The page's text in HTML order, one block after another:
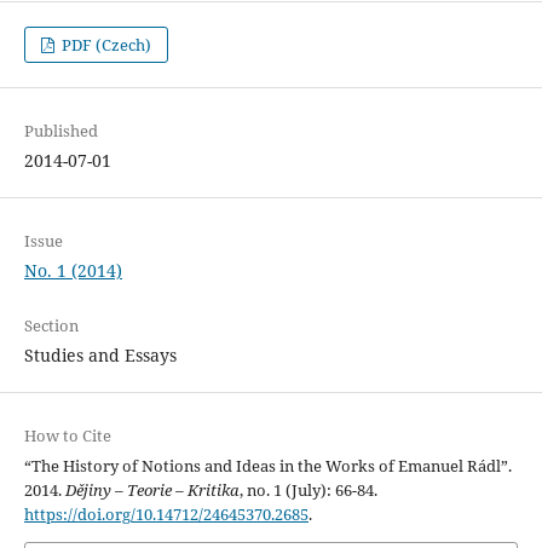
PDF (Czech)
Published
2014-07-01
Issue
No. 1 (2014)
Section
Studies and Essays
How to Cite
“The History of Notions and Ideas in the Works of Emanuel Rádl”.
2014.Dějiny – Teorie – Kritika, no. 1 (July): 66-84.
https://doi.org/10.14712/24645370.2685.